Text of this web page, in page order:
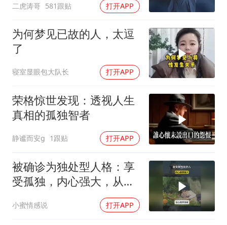
夯实基础开新局
二虎涛哥 581跟贴 打开APP
为何梦见已故的人，太逗
了
寝室显眼包大队长 打开APP
荣格惊世发现：透视人生
真相的孤独智者
静谧而安g 1跟贴 打开APP
被确诊为独处型人格：享
受孤独，内心强大，从不
小蜜情感说 打开APP